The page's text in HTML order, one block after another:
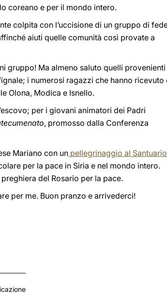
coreano e per il mondo intero.
colpita con l’uccisione di un gruppo di
aiuti quelle comunità così provate a
gruppo! Ma almeno saluto quelli provenienti
i numerosi ragazzi che hanno ricevuto
Olona, Modica e Isnello.
per i giovani animatori dei Padri
, promosso dalla Conferenza
Mariano con un pellegrinaggio al Santuario
per la pace in Siria e nel mondo intero.
del Rosario per la pace.
per me. Buon pranzo e arrivederci!